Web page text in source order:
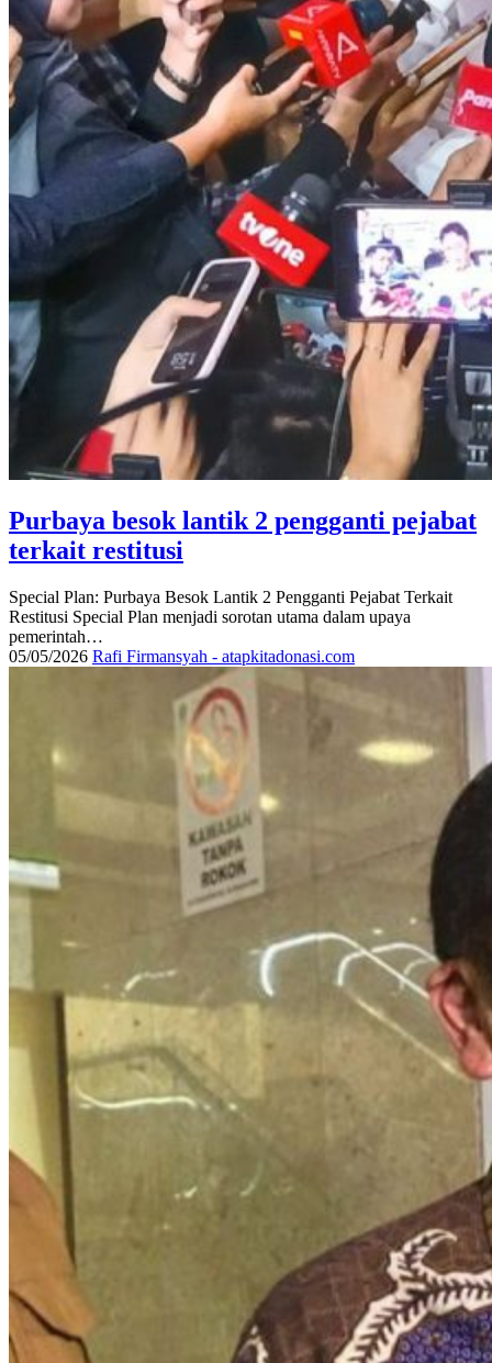
Purbaya besok lantik 2 pengganti pejabat
terkait restitusi
Special Plan: Purbaya Besok Lantik 2 Pengganti Pejabat Terkait
Restitusi Special Plan menjadi sorotan utama dalam upaya
pemerintah…
05/05/2026 Rafi Firmansyah - atapkitadonasi.com